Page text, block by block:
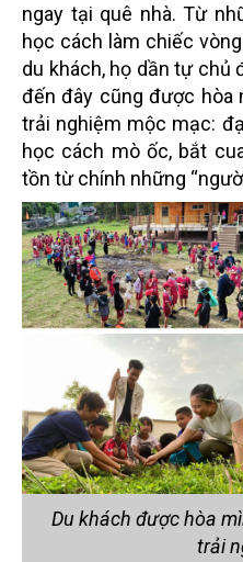
ngay tại quê nhà. Từ
học cách làm chiếc
du khách, họ dần tự chủ
đến đây cũng được hòa
trải nghiệm mộc mạc:
học cách mò ốc, bắt
tồn từ chính những
Du khách được hòa
trải